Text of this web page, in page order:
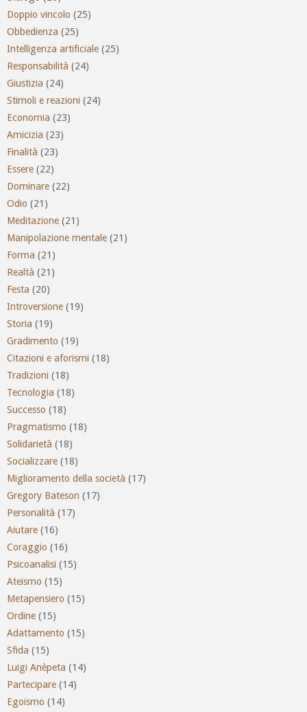
Doppio vincolo (25)
Obbedienza (25)
Intelligenza artificiale (25)
Responsabilità (24)
Giustizia (24)
Stimoli e reazioni (24)
Economia (23)
Amicizia (23)
Finalità (23)
Essere (22)
Dominare (22)
Odio (21)
Meditazione (21)
Manipolazione mentale (21)
Forma (21)
Realtà (21)
Festa (20)
Introversione (19)
Storia (19)
Gradimento (19)
Citazioni e aforismi (18)
Tradizioni (18)
Tecnologia (18)
Successo (18)
Pragmatismo (18)
Solidarietà (18)
Socializzare (18)
Miglioramento della società (17)
Gregory Bateson (17)
Personalità (17)
Aiutare (16)
Coraggio (16)
Psicoanalisi (15)
Ateismo (15)
Metapensiero (15)
Ordine (15)
Adattamento (15)
Sfida (15)
Luigi Anèpeta (14)
Partecipare (14)
Egoismo (14)